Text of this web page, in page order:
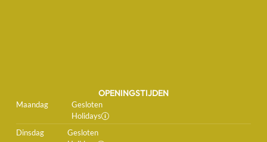
OPENINGSTIJDEN
Maandag Gesloten
Holidays
Dinsdag Gesloten